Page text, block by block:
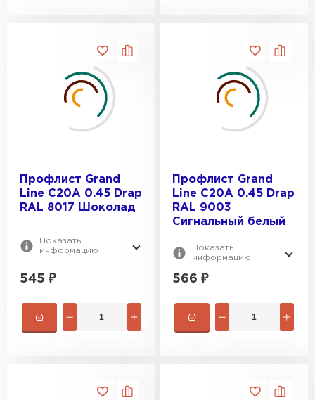
Профлист Grand
Line C20A 0.45 Drap
RAL 8017 Шоколад
Показать
информацию
545 ₽
Профлист Grand
Line C20A 0.45 Drap
RAL 9003
Сигнальный белый
Показать
информацию
566 ₽